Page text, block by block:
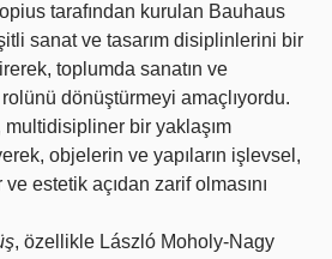
tarafından kurulan Bauhaus
sanat ve tasarım disiplinlerini bir
toplumda sanatın ve
rolünü dönüştürmeyi amaçlıyordu.
multidisipliner bir yaklaşım
objelerin ve yapıların işlevsel,
estetik açıdan zarif olmasını
, özellikle László Moholy-Nagy